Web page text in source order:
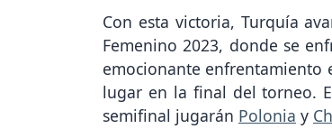
Con esta victoria, Turquía
Femenino 2023, donde se
emocionante enfrentamiento
lugar en la final del torneo.
semifinal jugarán Polonia y